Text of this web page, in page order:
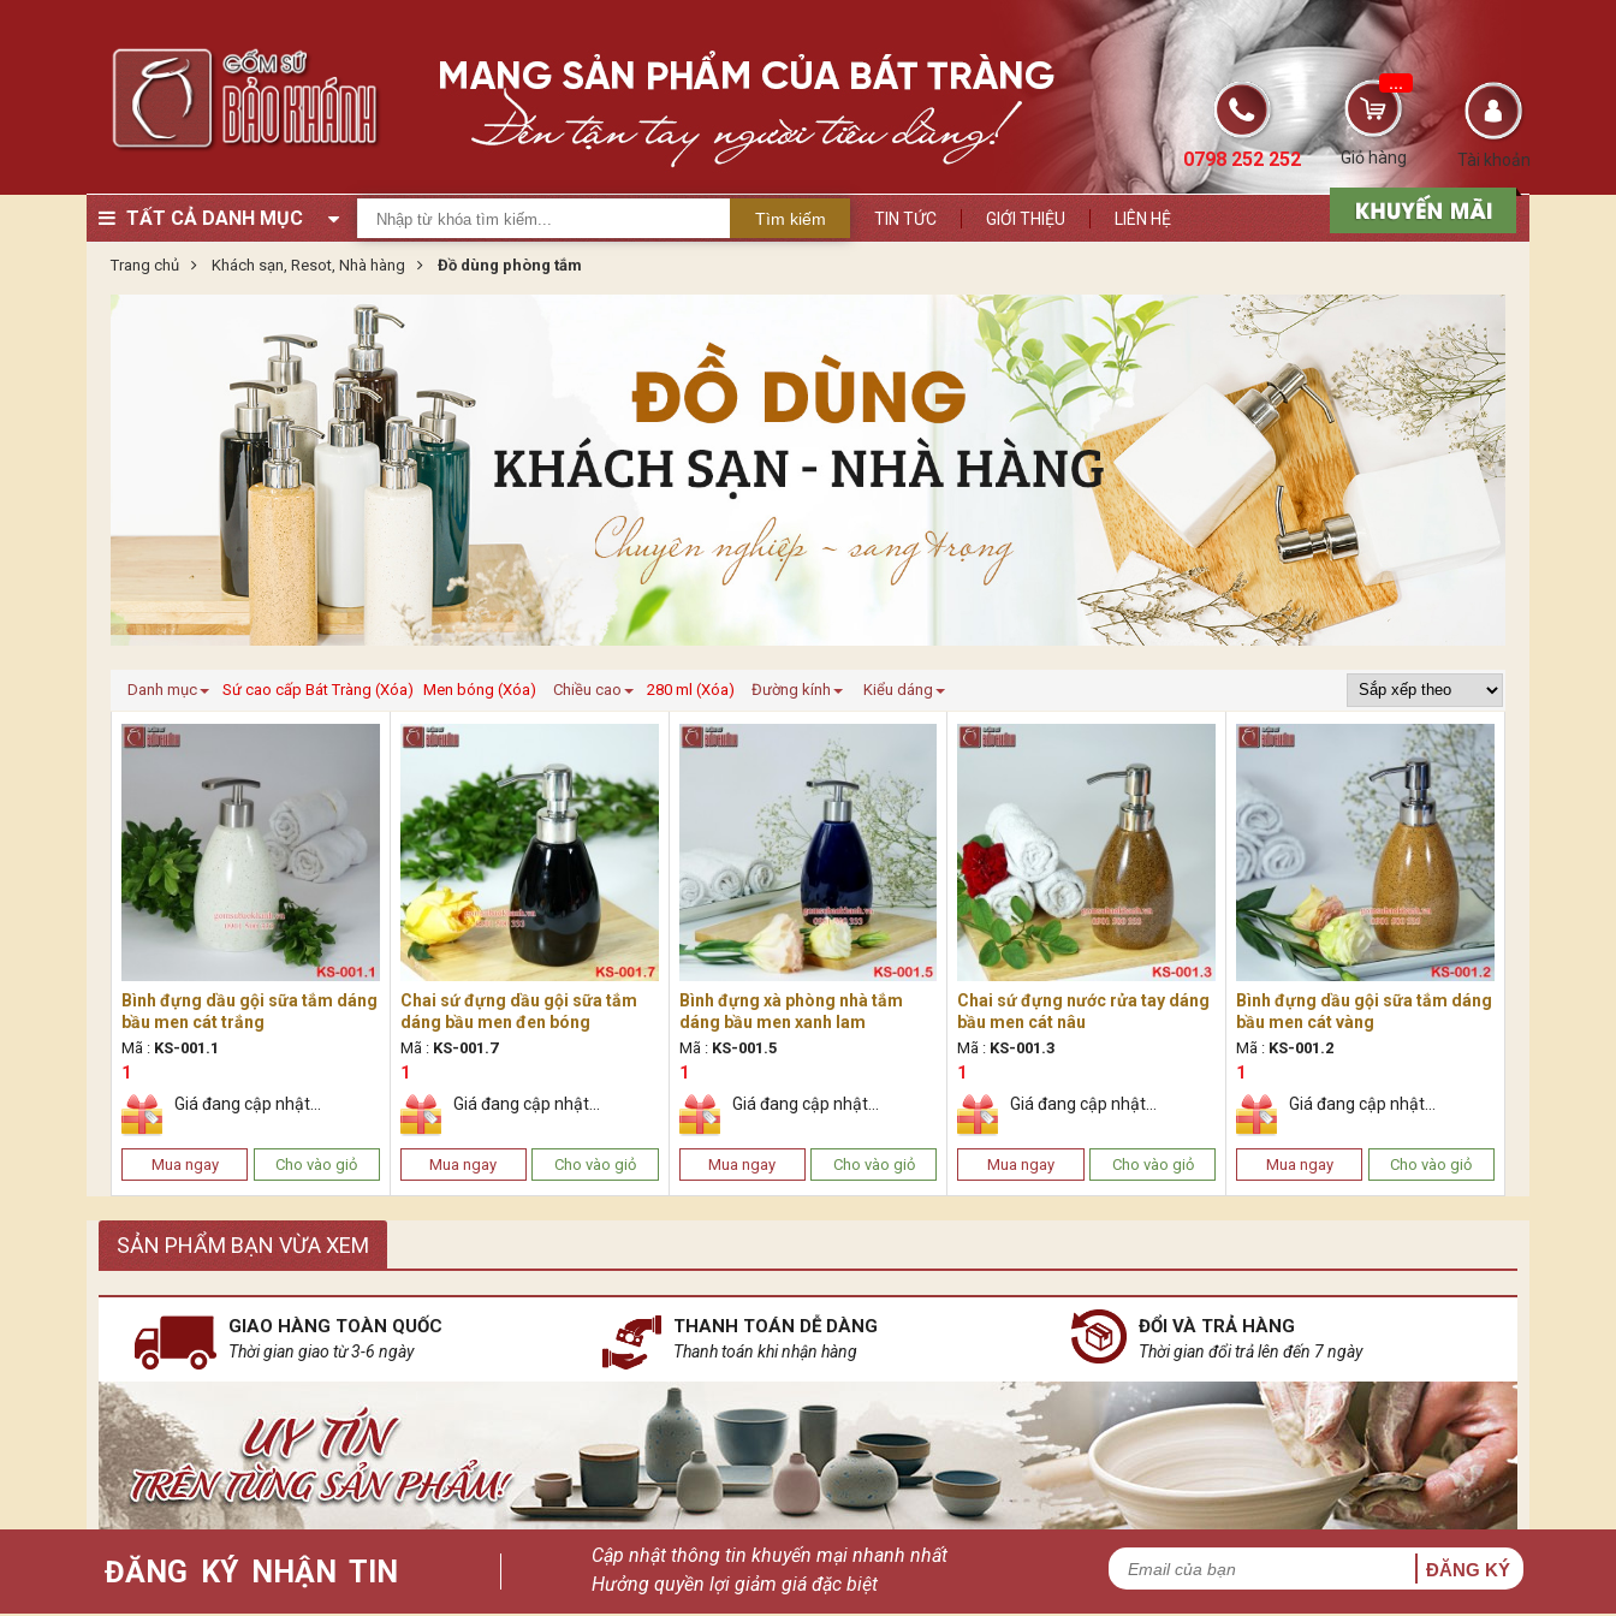
Tài khoản
Giỏ hàng
...
0798 252 252
TẤT CẢ DANH MỤC Tìm kiếm TIN TỨC GIỚI THIỆU LIÊN HỆ
Trang chủ Khách sạn, Resot, Nhà hàng Đồ dùng phòng tắm
Danh mục Sứ cao cấp Bát Tràng (Xóa) Men bóng (Xóa) Chiều cao 280 ml (Xóa) Đường kính Kiểu dáng
Bình đựng dầu gội sữa tắm dáng
bầu men cát trắng
Mã : KS-001.1
1
Giá đang cập nhật...
Mua ngay Cho vào giỏ
Chai sứ đựng dầu gội sữa tắm
dáng bầu men đen bóng
Mã : KS-001.7
1
Giá đang cập nhật...
Mua ngay Cho vào giỏ
Bình đựng xà phòng nhà tắm
dáng bầu men xanh lam
Mã : KS-001.5
1
Giá đang cập nhật...
Mua ngay Cho vào giỏ
Chai sứ đựng nước rửa tay dáng
bầu men cát nâu
Mã : KS-001.3
1
Giá đang cập nhật...
Mua ngay Cho vào giỏ
Bình đựng dầu gội sữa tắm dáng
bầu men cát vàng
Mã : KS-001.2
1
Giá đang cập nhật...
Mua ngay Cho vào giỏ
SẢN PHẨM BẠN VỪA XEM
GIAO HÀNG TOÀN QUỐC
Thời gian giao từ 3-6 ngày
THANH TOÁN DỄ DÀNG
Thanh toán khi nhận hàng
ĐỔI VÀ TRẢ HÀNG
Thời gian đổi trả lên đến 7 ngày
ĐĂNG KÝ NHẬN TIN
Cập nhật thông tin khuyến mại nhanh nhất
Hưởng quyền lợi giảm giá đặc biệt
ĐĂNG KÝ